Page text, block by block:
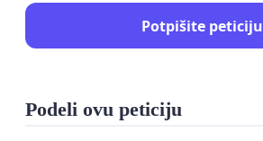
Potpišite peticiju
Podeli ovu peticiju